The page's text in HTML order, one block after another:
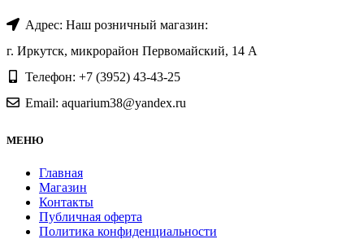
Адрес: Наш розничный магазин:
г. Иркутск, микрорайон Первомайский, 14 А
Телефон: +7 (3952) 43-43-25
Email: aquarium38@yandex.ru
МЕНЮ
Главная
Магазин
Контакты
Публичная оферта
Политика конфиденциальности